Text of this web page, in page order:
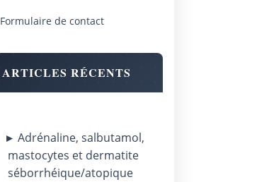
Formulaire de contact
ARTICLES RÉCENTS
Adrénaline, salbutamol,
mastocytes et dermatite
séborrhéique/atopique